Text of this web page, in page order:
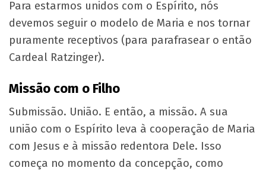
Para estarmos unidos com o Espírito, nós
devemos seguir o modelo de Maria e nos tornar
puramente receptivos (para parafrasear o então
Cardeal Ratzinger).
Missão com o Filho
Submissão. União. E então, a missão. A sua
união com o Espírito leva à cooperação de Maria
com Jesus e à missão redentora Dele. Isso
começa no momento da concepção, como